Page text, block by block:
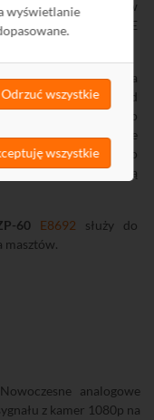
wyświetlanie
Odrzuć wszystkie
wszystkie
można zasilać w
DC 12 V lub przez PoE
N9209umożliwia
poprzez przewód
nadaje się do
(maksymalne
posiada gniazdo
LED sygnalizującą
60 E8692 służy do
masztów.
Nowoczesne analogowe
z kamer 1080p na